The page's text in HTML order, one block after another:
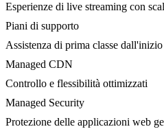
Esperienze di live streaming con
Piani di supporto
Assistenza di prima classe
Managed CDN
Controllo e flessibilità ottimizzati
Managed Security
Protezione delle applicazioni web